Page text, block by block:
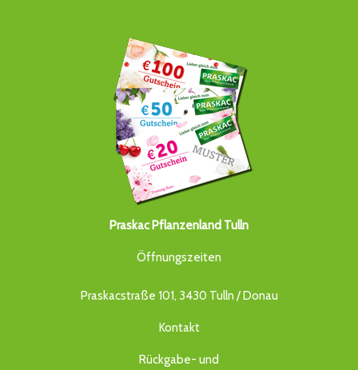
Praskac Pflanzenland Tulln
Öffnungszeiten
Praskacstraße 101, 3430 Tulln / Donau
Kontakt
Rückgabe- und